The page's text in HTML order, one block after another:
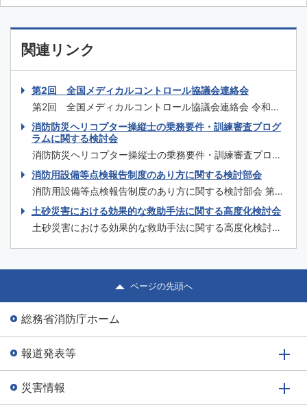
関連リンク
第2回 全国メディカルコントロール協議会連絡会
第2回 全国メディカルコントロール協議会連絡会 令和元
年度 第2回 全国メディカルコントロール協議会連絡会
日時 令和2年1月31日（金）14時～17時 場所 仙台国際セン
ター 大ホール（宮城県仙台市青葉区青葉山無番地） 主催
団体等 主催：厚生労働省、消防庁 共催：公益社団法人日
本医師会 後援：一般...
消防防災ヘリコプター操縦士の乗務要件・訓練審査プログ
ラムに関する検討会
消防防災ヘリコプター操縦士の乗務要件・訓練審査プログ
ラムに関する検討会 第1回 令和元年12月16日（月） 次第
議事概要 ＜資料＞ 資料1 開催要綱・委員名簿 資料2 消
防防災ヘリコプターの現状について 資料3 消防防災ヘリ
コプターの運航に関する基準について 資料4 ドクターヘ
リ、消防・防...
消防用設備等点検報告制度のあり方に関する検討部会
消防用設備等点検報告制度のあり方に関する検討部会 第9
回 令和元年10月9日（水） 議事次第 ＜配布資料＞ 資料
9-1 泡消火設備の点検における現状と課題 資料9-2 泡
消火設備の点検における対応（案） 資料9-3 点検アプリ
の現状と改修の方向性 ＜参考資料＞ 参考資料9-1 部会員
土砂災害における効果的な救助手法に関する高度化検討会
土砂災害における効果的な救助手法に関する高度化検討会
度化検討会委員名簿 資料2 土砂災害における効果的な救
助手法に関する高度化検討会開催要綱 資料3 検討会の目
ページの先頭へ
総務省消防庁ホーム
報道発表等
災害情報